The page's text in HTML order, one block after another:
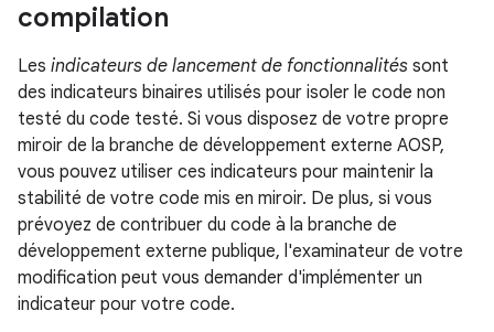
compilation
Les indicateurs de lancement de fonctionnalités sont
des indicateurs binaires utilisés pour isoler le code non
testé du code testé. Si vous disposez de votre propre
miroir de la branche de développement externe AOSP,
vous pouvez utiliser ces indicateurs pour maintenir la
stabilité de votre code mis en miroir. De plus, si vous
prévoyez de contribuer du code à la branche de
développement externe publique, l'examinateur de votre
modification peut vous demander d'implémenter un
indicateur pour votre code.